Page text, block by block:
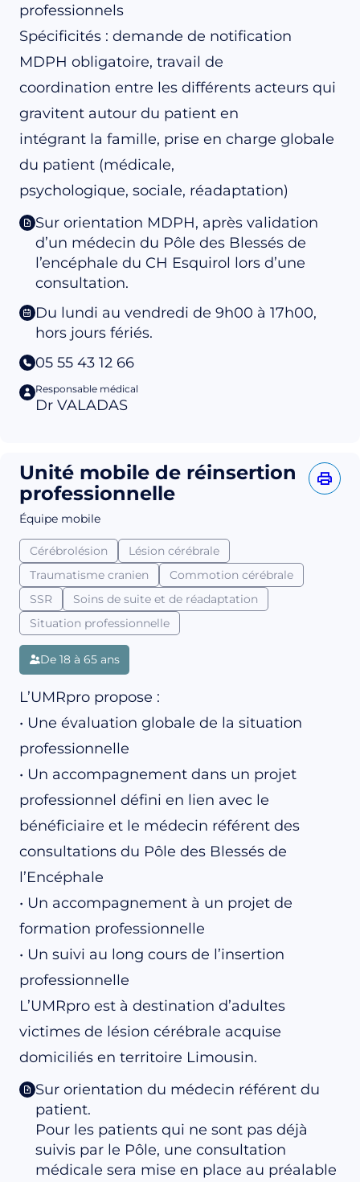
professionnels
Spécificités : demande de notification
MDPH obligatoire, travail de
coordination entre les différents acteurs qui
gravitent autour du patient en
intégrant la famille, prise en charge globale
du patient (médicale,
psychologique, sociale, réadaptation)
Sur orientation MDPH, après validation
d’un médecin du Pôle des Blessés de
l’encéphale du CH Esquirol lors d’une
consultation.
Du lundi au vendredi de 9h00 à 17h00,
hors jours fériés.
05 55 43 12 66
Responsable médical
Dr VALADAS
Unité mobile de réinsertion
professionnelle
Équipe mobile
Cérébrolésion
Lésion cérébrale
Traumatisme cranien
Commotion cérébrale
SSR
Soins de suite et de réadaptation
Situation professionnelle
De 18 à 65 ans
L’UMRpro propose :
• Une évaluation globale de la situation
professionnelle
• Un accompagnement dans un projet
professionnel défini en lien avec le
bénéficiaire et le médecin référent des
consultations du Pôle des Blessés de
l’Encéphale
• Un accompagnement à un projet de
formation professionnelle
• Un suivi au long cours de l’insertion
professionnelle
L’UMRpro est à destination d’adultes
victimes de lésion cérébrale acquise
domiciliés en territoire Limousin.
Sur orientation du médecin référent du
patient.
Pour les patients qui ne sont pas déjà
suivis par le Pôle, une consultation
médicale sera mise en place au préalable